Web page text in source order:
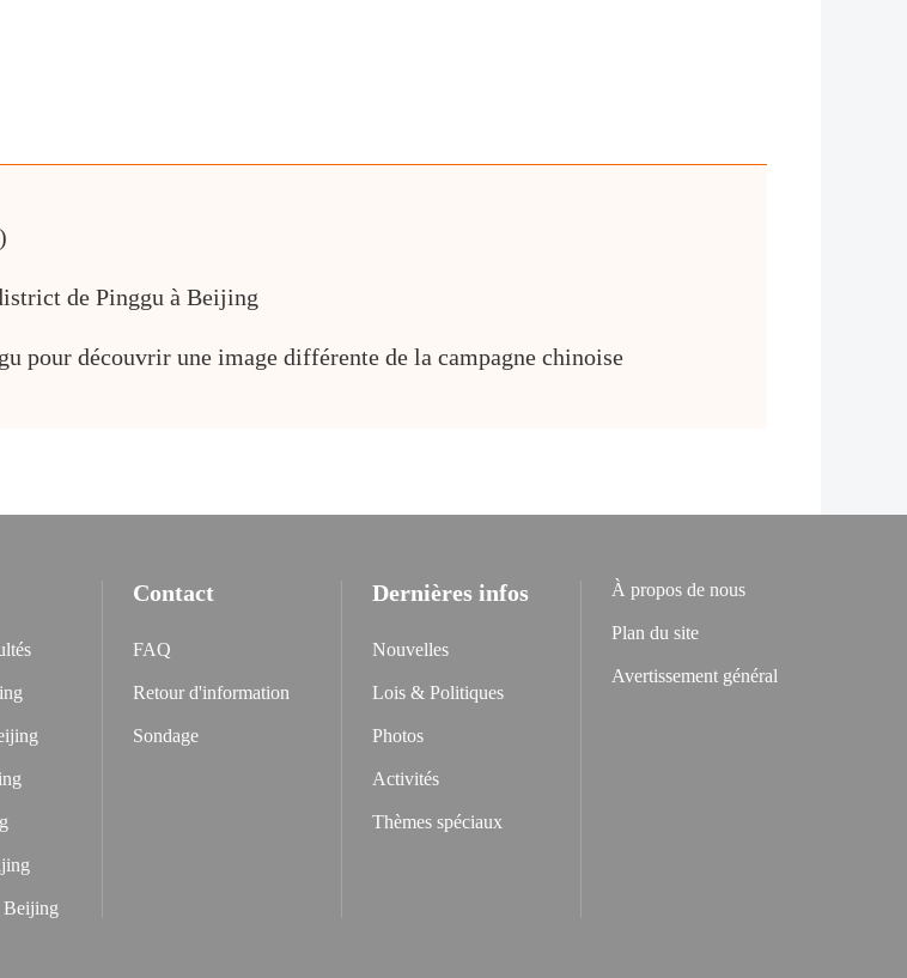
de Pinggu à Beijing
pour découvrir une image différente de la campagne chinoise
Beijing
Contact
FAQ
Retour d'information
Sondage
Dernières infos
Nouvelles
Lois & Politiques
Photos
Activités
Thèmes spéciaux
À propos de nous
Plan du site
Avertissement général